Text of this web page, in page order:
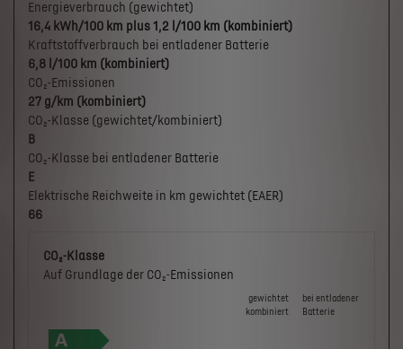
Energieverbrauch (gewichtet)
16,4 kWh/100 km plus 1,2 l/100 km (kombiniert)
Kraftstoffverbrauch bei entladener Batterie
6,8 l/100 km (kombiniert)
CO₂-Emissionen
27 g/km (kombiniert)
CO₂-Klasse (gewichtet/kombiniert)
B
CO₂-Klasse bei entladener Batterie
E
Elektrische Reichweite in km gewichtet (EAER)
66
CO₂-Klasse
Auf Grundlage der CO₂-Emissionen
gewichtet
kombiniert
bei ent­la­de­ner
Batterie